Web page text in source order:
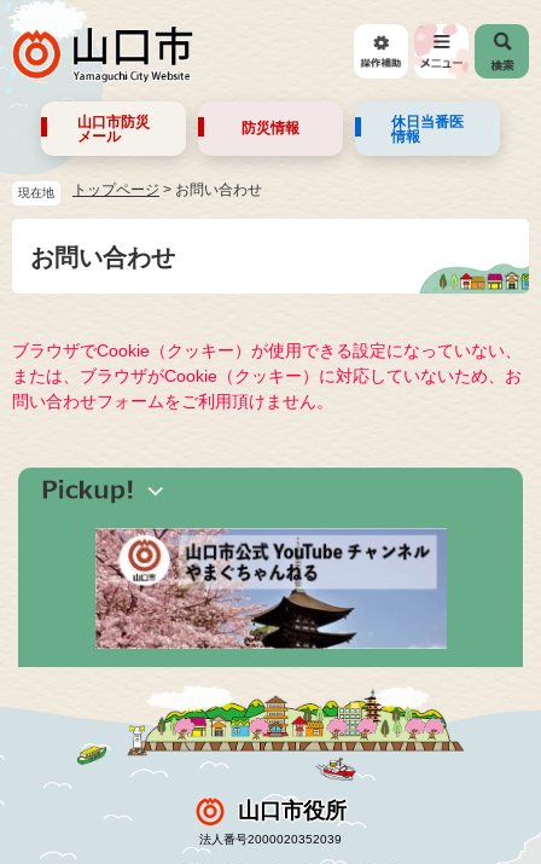
山口市防災
メール
防災情報
休日当番医
情報
現在地 トップページ > お問い合わせ
お問い合わせ
ブラウザでCookie（クッキー）が使用できる設定になっていない、
または、ブラウザがCookie（クッキー）に対応していないため、お
問い合わせフォームをご利用頂けません。
山口市役所
法人番号2000020352039